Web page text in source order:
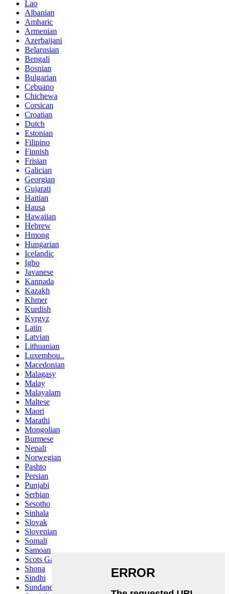
Lao
Albanian
Amharic
Armenian
Azerbaijani
Belarusian
Bengali
Bosnian
Bulgarian
Cebuano
Chichewa
Corsican
Croatian
Dutch
Estonian
Filipino
Finnish
Frisian
Galician
Georgian
Gujarati
Haitian
Hausa
Hawaiian
Hebrew
Hmong
Hungarian
Icelandic
Igbo
Javanese
Kannada
Kazakh
Khmer
Kurdish
Kyrgyz
Latin
Latvian
Lithuanian
Luxembou..
Macedonian
Malagasy
Malay
Malayalam
Maltese
Maori
Marathi
Mongolian
Burmese
Nepali
Norwegian
Pashto
Persian
Punjabi
Serbian
Sesotho
Sinhala
Slovak
Slovenian
Somali
Samoan
Scots Gaelic
Shona
Sindhi
Sundanese